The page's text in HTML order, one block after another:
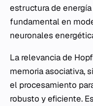
estructura de
fundamental en
neuronales
La relevancia de
memoria asociativa,
el procesamiento
robusto y eficiente.